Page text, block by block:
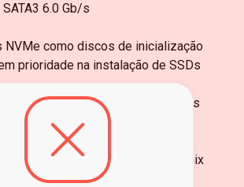
6.0 Gb/s
NVMe como discos de inicialização
prioridade na instalação de SSDs
em Gen5x4 com processadores
e 7000, em Gen4x4 com
série 8000 (Phoenix 1) e em
da série 8000 (Phoenix